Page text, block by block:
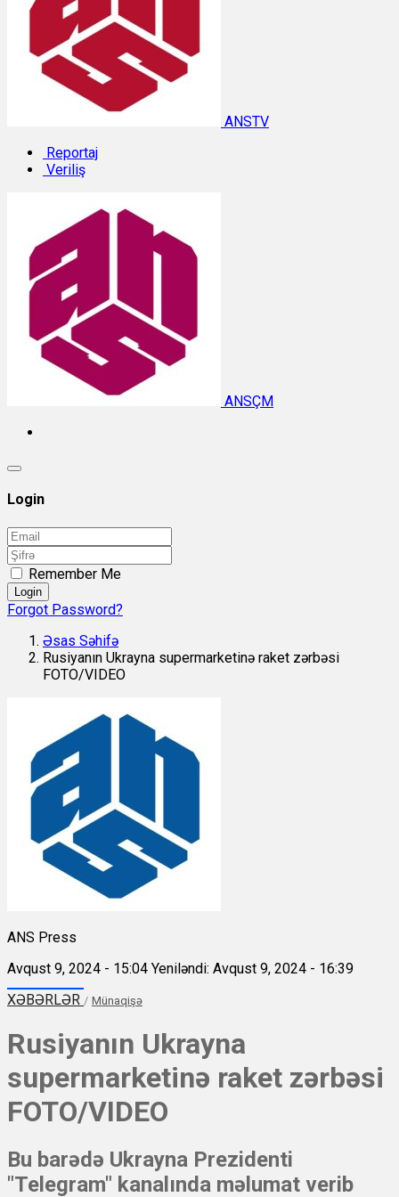
ANSTV
Reportaj
Veriliş
ANSÇM
Login
Remember Me
Login
Forgot Password?
Əsas Səhifə
Rusiyanın Ukrayna supermarketinə raket zərbəsi
FOTO/VIDEO
ANS Press
Avqust 9, 2024 - 15:04 Yeniləndi: Avqust 9, 2024 - 16:39
XƏBƏRLƏR / Münaqişə
Rusiyanın Ukrayna
supermarketinə raket zərbəsi
FOTO/VIDEO
Bu barədə Ukrayna Prezidenti
"Telegram" kanalında məlumat verib